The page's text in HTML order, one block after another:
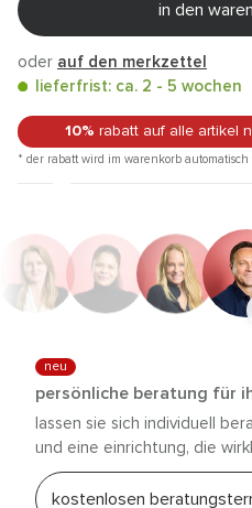
in den
oder auf den merkzettel
lieferfrist: ca. 2 - 5 wochen
10% rabatt auf alle artikel
* der rabatt wird im warenkorb automatisch
neu
persönliche beratung für
lassen sie sich individuell
und eine einrichtung, die
kostenlosen